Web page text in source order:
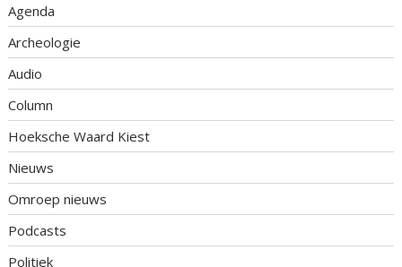
Agenda
Archeologie
Audio
Column
Hoeksche Waard Kiest
Nieuws
Omroep nieuws
Podcasts
Politiek